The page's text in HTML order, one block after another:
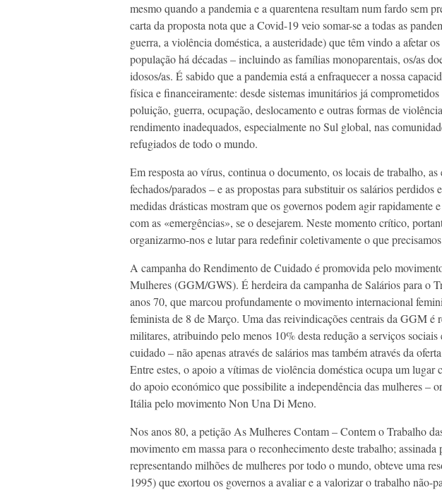
mesmo quando a pandemia e a quarentena resultam num fardo sem
carta da proposta nota que a Covid-19 veio somar-se a todas as
guerra, a violência doméstica, a austeridade) que têm vindo a afetar
população há décadas – incluindo as famílias monoparentais, os/as
idosos/as. É sabido que a pandemia está a enfraquecer a nossa
física e financeiramente: desde sistemas imunitários já
poluição, guerra, ocupação, deslocamento e outras formas de
rendimento inadequados, especialmente no Sul global, nas
refugiados de todo o mundo.
Em resposta ao vírus, continua o documento, os locais de trabalho, as
fechados/parados – e as propostas para substituir os salários perdidos
medidas drásticas mostram que os governos podem agir rapidamente
com as «emergências», se o desejarem. Neste momento crítico,
organizarmo-nos e lutar para redefinir coletivamente o que
A campanha do Rendimento de Cuidado é promovida pelo
Mulheres (GGM/GWS). É herdeira da campanha de Salários para o
anos 70, que marcou profundamente o movimento internacional
feminista de 8 de Março. Uma das reivindicações centrais da GGM é
militares, atribuindo pelo menos 10% desta redução a serviços
cuidado – não apenas através de salários mas também através da
Entre estes, o apoio a vítimas de violência doméstica ocupa um lugar
do apoio económico que possibilite a independência das mulheres –
Itália pelo movimento Non Una Di Meno.
Nos anos 80, a petição As Mulheres Contam – Contem o Trabalho
movimento em massa para o reconhecimento deste trabalho;
representando milhões de mulheres por todo o mundo, obteve uma
1995) que exortou os governos a avaliar e a valorizar o trabalho não-